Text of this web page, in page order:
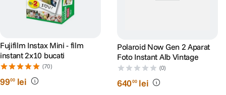
Fujifilm Instax Mini - film
instant 2x10 bucati
(70)
9900 lei
Polaroid Now Gen 2 Aparat
Foto Instant Alb Vintage
(0)
64000 lei